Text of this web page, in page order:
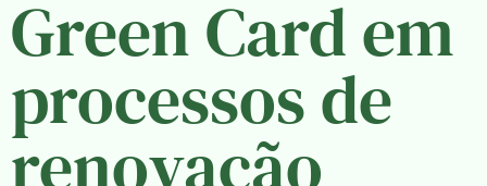
Green Card em
processos de
renovação